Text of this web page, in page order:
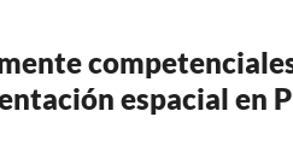
espacial en